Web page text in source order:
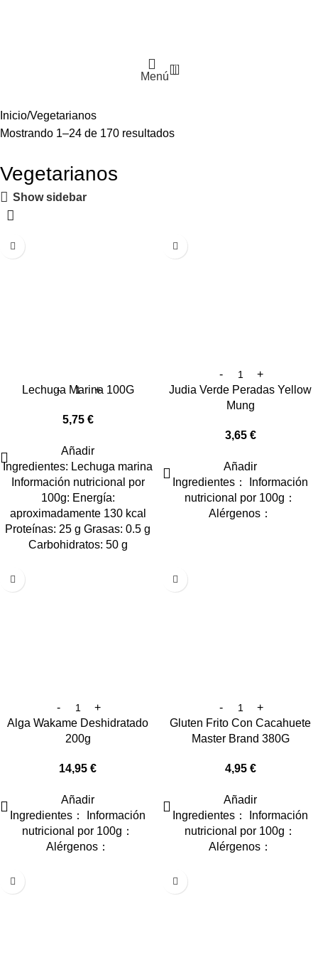
Menú
0
Inicio Vegetarianos
Mostrando 1–24 de 170 resultados
Vegetarianos
Show sidebar
Lechuga Marina 100G
5,75 €
Añadir
Ingredientes: Lechuga marina
Información nutricional por
100g: Energía:
aproximadamente 130 kcal
Proteínas: 25 g Grasas: 0.5 g
Carbohidratos: 50 g
Judia Verde Peradas Yellow
Mung
3,65 €
Añadir
Ingredientes： Información
nutricional por 100g：
Alérgenos：
Alga Wakame Deshidratado
200g
14,95 €
Añadir
Ingredientes： Información
nutricional por 100g：
Alérgenos：
Gluten Frito Con Cacahuete
Master Brand 380G
4,95 €
Añadir
Ingredientes： Información
nutricional por 100g：
Alérgenos：